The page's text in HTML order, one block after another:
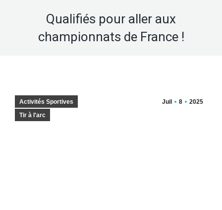
Qualifiés pour aller aux
championnats de France !
Juil 8 2025
Activités Sportives
Tir à l'arc